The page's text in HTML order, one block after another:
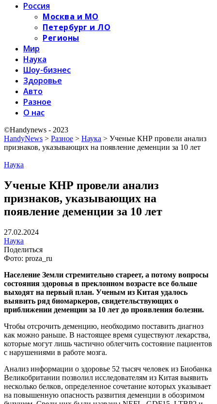
Россия
Москва и МО
Петербург и ЛО
Регионы
Мир
Наука
Шоу-бизнес
Здоровье
Авто
Разное
О нас
©Handynews - 2023
HandyNews > Разное > Наука > Ученые КНР провели анализ
признаков, указывающих на появление деменции за 10 лет
Наука
Ученые КНР провели анализ
признаков, указывающих на
появление деменции за 10 лет
27.02.2024
Наука
Поделиться
Фото: proza_ru
Население Земли стремительно стареет, а потому вопросы
состояния здоровья в преклонном возрасте все больше
выходят на первый план. Ученым из Китая удалось
выявить ряд биомаркеров, свидетельствующих о
приближении деменции за 10 лет до проявления болезни.
Чтобы отсрочить деменцию, необходимо поставить диагноз
как можно раньше. В настоящее время существуют лекарства,
которые могут лишь частично облегчить состояние пациентов
с нарушениями в работе мозга.
Анализ информации о здоровье 52 тысяч человек из Биобанка
Великобритании позволил исследователям из Китая выявить
несколько белков, определенное сочетание которых указывает
на повышенную опасность развития деменции в обозримом